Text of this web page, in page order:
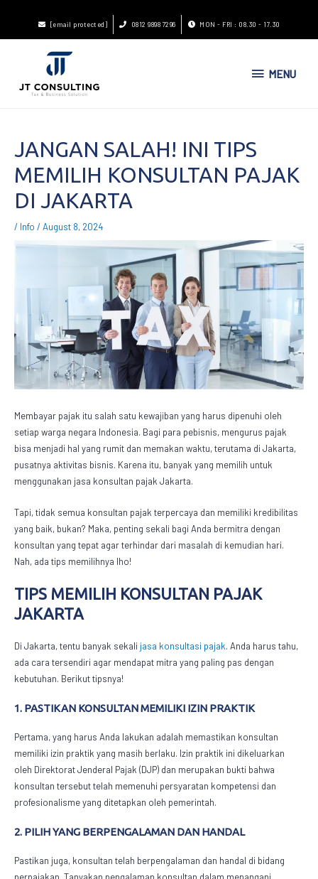
[email protected] 0812 9898 7296 MON - FRI : 08.30 - 17.30
MENU
JANGAN SALAH! INI TIPS
MEMILIH KONSULTAN PAJAK
DI JAKARTA
/ Info /August 8, 2024
Membayar pajak itu salah satu kewajiban yang harus dipenuhi oleh
setiap warga negara Indonesia. Bagi para pebisnis, mengurus pajak
bisa menjadi hal yang rumit dan memakan waktu, terutama di Jakarta,
pusatnya aktivitas bisnis. Karena itu, banyak yang memilih untuk
menggunakan jasa konsultan pajak Jakarta.
Tapi, tidak semua konsultan pajak terpercaya dan memiliki kredibilitas
yang baik, bukan? Maka, penting sekali bagi Anda bermitra dengan
konsultan yang tepat agar terhindar dari masalah di kemudian hari.
Nah, ada tips memilihnya lho!
TIPS MEMILIH KONSULTAN PAJAK
JAKARTA
Di Jakarta, tentu banyak sekali jasa konsultasi pajak. Anda harus tahu,
ada cara tersendiri agar mendapat mitra yang paling pas dengan
kebutuhan. Berikut tipsnya!
1. PASTIKAN KONSULTAN MEMILIKI IZIN PRAKTIK
Pertama, yang harus Anda lakukan adalah memastikan konsultan
memiliki izin praktik yang masih berlaku. Izin praktik ini dikeluarkan
oleh Direktorat Jenderal Pajak (DJP) dan merupakan bukti bahwa
konsultan tersebut telah memenuhi persyaratan kompetensi dan
profesionalisme yang ditetapkan oleh pemerintah.
2. PILIH YANG BERPENGALAMAN DAN HANDAL
Pastikan juga, konsultan telah berpengalaman dan handal di bidang